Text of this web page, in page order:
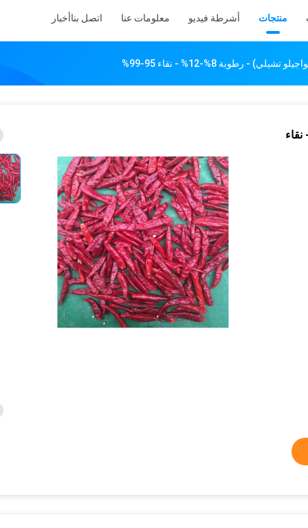
منتجات أشرطة فيديو معلومات عنا اتصل بناأخبار
- رطوبة 8%-12% - نقاء 95-99%
تشيلي) - رطوبة 8%-12% - نقاء